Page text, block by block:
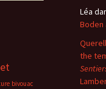
Léa
Boden
the
bivouac